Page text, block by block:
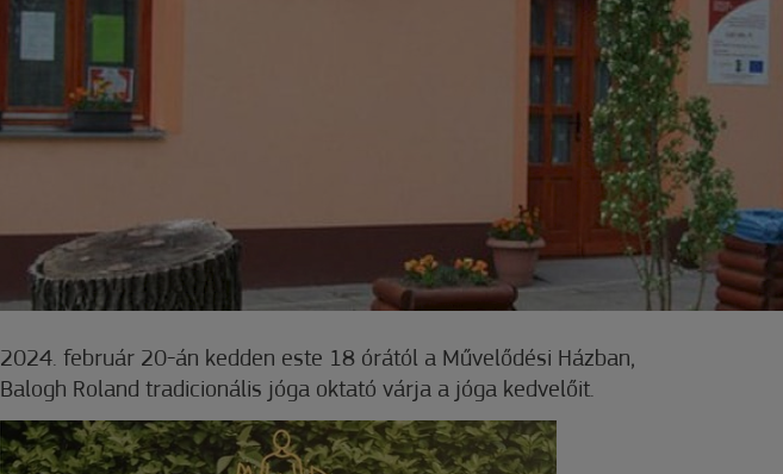
2024. február 20-án kedden este 18 órától a Művelődési Házban,
Balogh Roland tradicionális jóga oktató várja a jóga kedvelőit.